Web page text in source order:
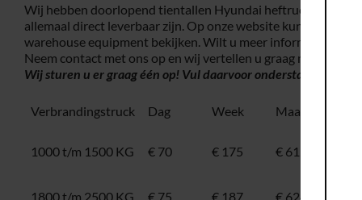
Wij hebben doorlopend tientallen Hyundai heftrucks op
allemaal direct leverbaar zijn. Op onze website kunt u onze
warehouse equipment bekijken. Wilt u meer informatie over
Neem contact met ons op en wij vertellen u graag meer!
Wij sturen u er graag één op! Vul daarvoor onderstaand
Verbrandingstruck Dag Week Maand
1000 t/m 1500 KG € 70 € 175 € 612,50
1800 t/m 2500 KG
€ 75 € 187 € 624,75